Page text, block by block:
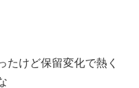
たけど保留変化で熱く